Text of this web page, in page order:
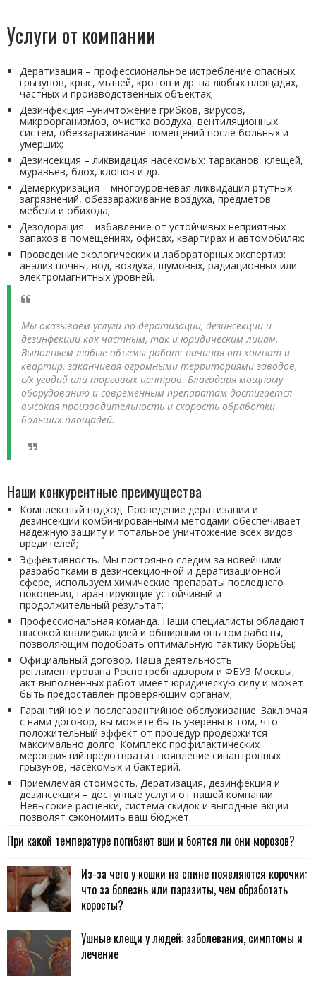
Услуги от компании
Дератизация – профессиональное истребление опасных
грызунов, крыс, мышей, кротов и др. на любых площадях,
частных и производственных объектах;
Дезинфекция –уничтожение грибков, вирусов,
микроорганизмов, очистка воздуха, вентиляционных
систем, обеззараживание помещений после больных и
умерших;
Дезинсекция – ликвидация насекомых: тараканов, клещей,
муравьев, блох, клопов и др.
Демеркуризация – многоуровневая ликвидация ртутных
загрязнений, обеззараживание воздуха, предметов
мебели и обихода;
Дезодорация – избавление от устойчивых неприятных
запахов в помещениях, офисах, квартирах и автомобилях;
Проведение экологических и лабораторных экспертиз:
анализ почвы, вод, воздуха, шумовых, радиационных или
электромагнитных уровней.
Мы оказываем услуги по дератизации, дезинсекции и
дезинфекции как частным, так и юридическим лицам.
Выполняем любые объемы работ: начиная от комнат и
квартир, заканчивая огромными территориями заводов,
с/х угодий или торговых центров. Благодаря мощному
оборудованию и современным препаратам достигается
высокая производительность и скорость обработки
больших площадей.
Наши конкурентные преимущества
Комплексный подход. Проведение дератизации и
дезинсекции комбинированными методами обеспечивает
надежную защиту и тотальное уничтожение всех видов
вредителей;
Эффективность. Мы постоянно следим за новейшими
разработками в дезинсекционной и дератизационной
сфере, используем химические препараты последнего
поколения, гарантирующие устойчивый и
продолжительный результат;
Профессиональная команда. Наши специалисты обладают
высокой квалификацией и обширным опытом работы,
позволяющим подобрать оптимальную тактику борьбы;
Официальный договор. Наша деятельность
регламентирована Роспотребнадзором и ФБУЗ Москвы,
акт выполненных работ имеет юридическую силу и может
быть предоставлен проверяющим органам;
Гарантийное и послегарантийное обслуживание. Заключая
с нами договор, вы можете быть уверены в том, что
положительный эффект от процедур продержится
максимально долго. Комплекс профилактических
мероприятий предотвратит появление синантропных
грызунов, насекомых и бактерий.
Приемлемая стоимость. Дератизация, дезинфекция и
дезинсекция – доступные услуги от нашей компании.
Невысокие расценки, система скидок и выгодные акции
позволят сэкономить ваш бюджет.
При какой температуре погибают вши и боятся ли они морозов?
Из-за чего у кошки на спине появляются корочки:
что за болезнь или паразиты, чем обработать
коросты?
Ушные клещи у людей: заболевания, симптомы и
лечение